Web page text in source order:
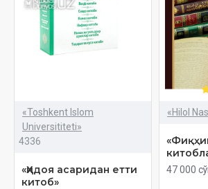
«Toshkent Islom
Universititeti»
4336
«Ҳидоя асаридан етти
китоб»
«Hilol
47 000